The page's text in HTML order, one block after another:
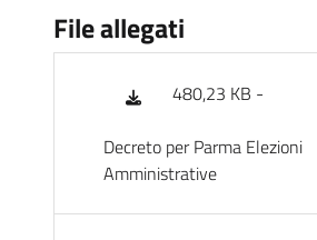
File allegati
480,23 KB -
Decreto per Parma Elezioni
Amministrative